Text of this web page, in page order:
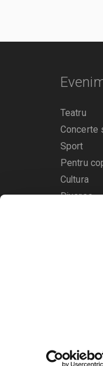
Teatru
Concerte
Sport
Pentru
Cultura
Diverse
A.N.P.C.